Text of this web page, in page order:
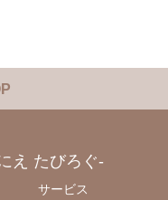
え たびろぐ-
サービス